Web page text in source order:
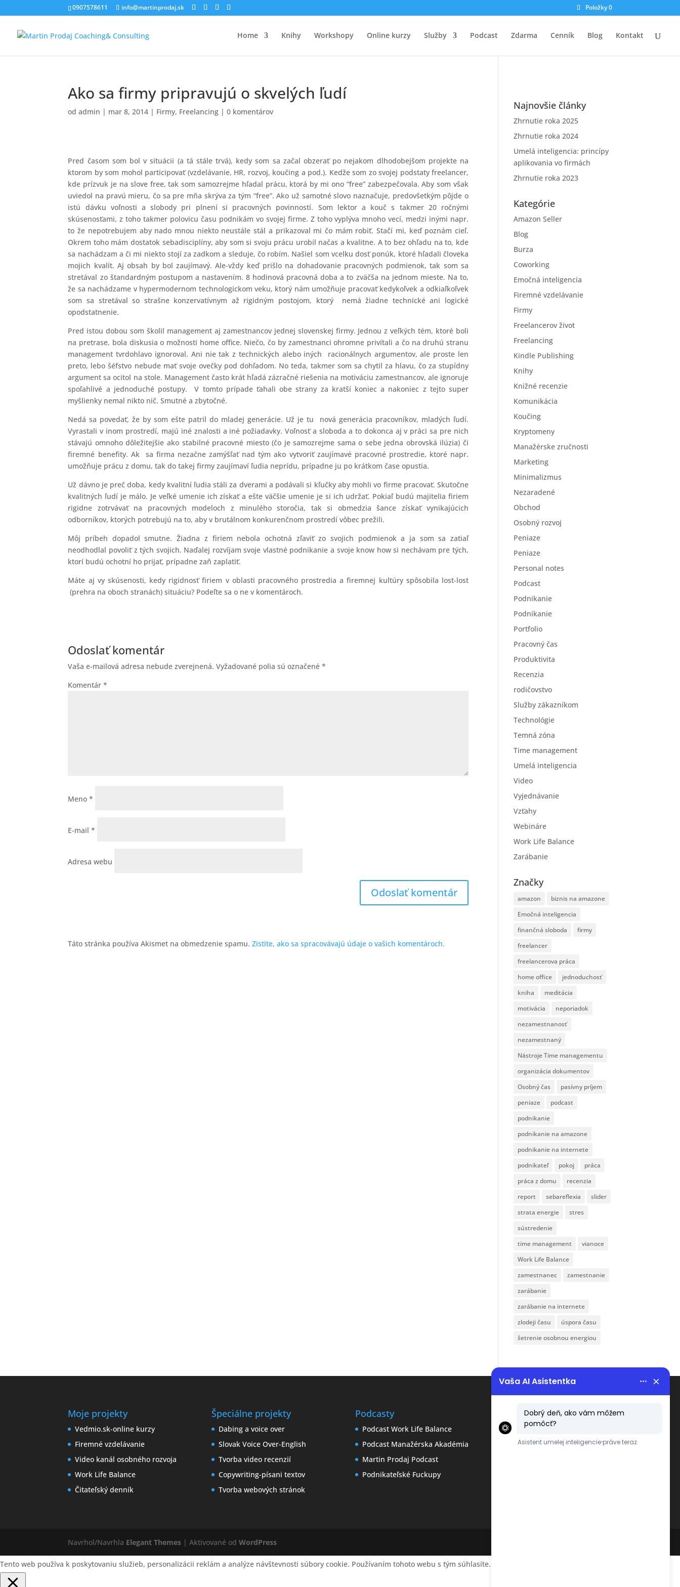
0907578611 info@martinprodaj.sk Položky 0
Home Knihy Workshopy Online kurzy Služby Podcast Zdarma Cenník Blog Kontakt
Ako sa firmy pripravujú o skvelých ľudí
odadmin | mar 8, 2014 | Firmy, Freelancing |0 komentárov
Pred časom som bol v situácii (a tá stále trvá), kedy som sa začal obzerať po nejakom dlhodobejšom projekte na
ktorom by som mohol participovať (vzdelávanie, HR, rozvoj, koučing a pod.). Kedže som zo svojej podstaty freelancer,
kde prízvuk je na slove free, tak som samozrejme hľadal prácu, ktorá by mi ono “free” zabezpečovala. Aby som však
uviedol na pravú mieru, čo sa pre mňa skrýva za tým “free”. Ako už samotné slovo naznačuje, predovšetkým pôjde o
istú dávku voľnosti a slobody pri plnení si pracovných povinností. Som lektor a kouč s takmer 20 ročnými
skúsenosťami, z toho takmer polovicu času podnikám vo svojej firme. Z toho vyplýva mnoho vecí, medzi inými napr.
to že nepotrebujem aby nado mnou niekto neustále stál a prikazoval mi čo mám robiť. Stačí mi, keď poznám cieľ.
Okrem toho mám dostatok sebadisciplíny, aby som si svoju prácu urobil načas a kvalitne. A to bez ohľadu na to, kde
sa nachádzam a či mi niekto stojí za zadkom a sleduje, čo robím. Našiel som vcelku dosť ponúk, ktoré hľadali človeka
mojich kvalít. Aj obsah by bol zaujímavý. Ale-vždy keď prišlo na dohadovanie pracovných podmienok, tak som sa
stretával zo štandardným postupom a nastavením. 8 hodinová pracovná doba a to zväčša na jednom mieste. Na to,
že sa nachádzame v hypermodernom technologickom veku, ktorý nám umožňuje pracovať kedykoľvek a odkiaľkoľvek
som sa stretával so strašne konzervatívnym až rigidným postojom, ktorý nemá žiadne technické ani logické
opodstatnenie.
Pred istou dobou som školil management aj zamestnancov jednej slovenskej firmy. Jednou z veľkých tém, ktoré boli
na pretrase, bola diskusia o možnosti home office. Niečo, čo by zamestnanci ohromne privítali a čo na druhú stranu
management tvrdohlavo ignoroval. Ani nie tak z technických alebo iných racionálnych argumentov, ale proste len
preto, lebo šéfstvo nebude mať svoje ovečky pod dohľadom. No teda, takmer som sa chytil za hlavu, čo za stupídny
argument sa ocitol na stole. Management často krát hľadá zázračné riešenia na motiváciu zamestnancov, ale ignoruje
spoľahlivé a jednoduché postupy. V tomto prípade ťahali obe strany za kratší koniec a nakoniec z tejto super
myšlienky nemal nikto nič. Smutné a zbytočné.
Nedá sa povedať, že by som ešte patril do mladej generácie. Už je tu nová generácia pracovníkov, mladých ľudí.
Vyrastali v inom prostredí, majú iné znalosti a iné požiadavky. Voľnosť a sloboda a to dokonca aj v práci sa pre nich
stávajú omnoho dôležitejšie ako stabilné pracovné miesto (čo je samozrejme sama o sebe jedna obrovská ilúzia) či
firemné benefity. Ak sa firma nezačne zamýšľať nad tým ako vytvoriť zaujímavé pracovné prostredie, ktoré napr.
umožňuje prácu z domu, tak do takej firmy zaujímaví ľudia neprídu, prípadne ju po krátkom čase opustia.
Už dávno je preč doba, kedy kvalitní ľudia stáli za dverami a podávali si kľučky aby mohli vo firme pracovať. Skutočne
kvalitných ľudí je málo. Je veľké umenie ich získať a ešte väčšie umenie je si ich udržať. Pokiaľ budú majitelia firiem
rigidne zotrvávať na pracovných modeloch z minulého storočia, tak si obmedzia šance získať vynikajúcich
odborníkov, ktorých potrebujú na to, aby v brutálnom konkurenčnom prostredí vôbec prežili.
Môj príbeh dopadol smutne. Žiadna z firiem nebola ochotná zľaviť zo svojich podmienok a ja som sa zatiaľ
neodhodlal povoliť z tých svojich. Naďalej rozvíjam svoje vlastné podnikanie a svoje know how si nechávam pre tých,
ktorí budú ochotní ho prijať, prípadne zaň zaplatiť.
Máte aj vy skúsenosti, kedy rigidnosť firiem v oblasti pracovného prostredia a firemnej kultúry spôsobila lost-lost
(prehra na oboch stranách) situáciu? Podeľte sa o ne v komentároch.
Odoslať komentár
Vaša e-mailová adresa nebude zverejnená. Vyžadované polia sú označené*
Komentár*
Meno*
E-mail*
Adresa webu
Táto stránka používa Akismet na obmedzenie spamu.Zistite, ako sa spracovávajú údaje o vašich komentároch.
Najnovšie články
Zhrnutie roka 2025
Zhrnutie roka 2024
Umelá inteligencia: princípy
aplikovania vo firmách
Zhrnutie roka 2023
Kategórie
Amazon Seller
Blog
Burza
Coworking
Emočná inteligencia
Firemné vzdelávanie
Firmy
Freelancerov život
Freelancing
Kindle Publishing
Knihy
Knižné recenzie
Komunikácia
Koučing
Kryptomeny
Manažérske zručnosti
Marketing
Minimalizmus
Nezaradené
Obchod
Osobný rozvoj
Peniaze
Peniaze
Personal notes
Podcast
Podnikanie
Podnikanie
Portfolio
Pracovný čas
Produktivita
Recenzia
rodičovstvo
Služby zákazníkom
Technológie
Temná zóna
Time management
Umelá inteligencia
Video
Vyjednávanie
Vzťahy
Webináre
Work Life Balance
Zarábanie
Značky
amazon
biznis na amazone
Emočná inteligencia
finančná sloboda
firmy
freelancer
freelancerova práca
home office
jednoduchosť
kniha
meditácia
motivácia
neporiadok
nezamestnanosť
nezamestnaný
Nástroje Time managementu
organizácia dokumentov
Osobný čas
pasívny príjem
peniaze
podcast
podnikanie
podnikanie na amazone
podnikanie na internete
podnikateľ
pokoj
práca
práca z domu
recenzia
report
sebareflexia
slider
strata energie
stres
sústredenie
time management
vianoce
Work Life Balance
zamestnanec
zamestnanie
zarábanie
zarábanie na internete
zlodeji času
úspora času
šetrenie osobnou energiou
Moje projekty
Vedmio.sk-online kurzy
Firemné vzdelávanie
Video kanál osobného rozvoja
Work Life Balance
Čitateľský denník
Špeciálne projekty
Dabing a voice over
Slovak Voice Over-English
Tvorba video recenzií
Copywriting-písani textov
Tvorba webových stránok
Podcasty
Podcast Work Life Balance
Podcast Manažérska Akadémia
Martin Prodaj Podcast
Podnikateľské Fuckupy
Obchodné podmienky
Ochrana osobných údajov
Navrhol/Navrhla Elegant Themes | Aktivované odWordPress
Tento web používa k poskytovaniu služieb, personalizácii reklám a analýze návštevnosti súbory cookie. Používaním tohoto webu s tým súhlasíte.